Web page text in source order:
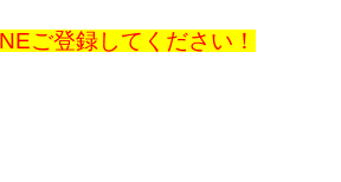
ご登録してください！